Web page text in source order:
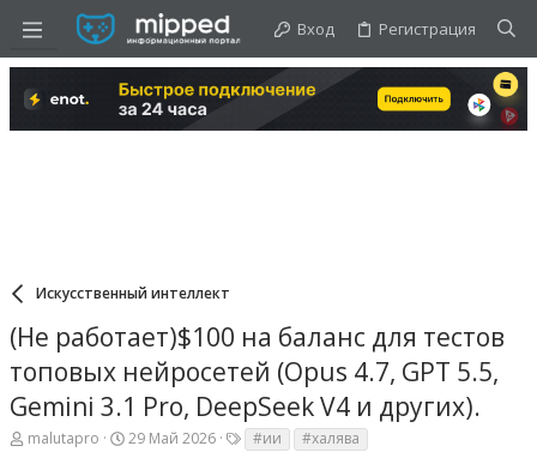
Вход Регистрация
Искусственный интеллект
(Не работает)$100 на баланс для тестов
топовых нейросетей (Opus 4.7, GPT 5.5,
Gemini 3.1 Pro, DeepSeek V4 и других).
А
malutapro
Д
29 Май 2026
Т #ии #халява